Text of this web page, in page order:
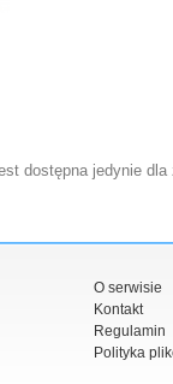
dostępna jedynie
O serwisie
Kontakt
Regulamin
Polityka